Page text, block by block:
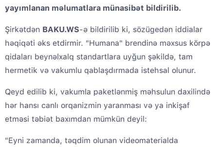
yayımlanan məlumatlara münasibət bildirilib.
Şirkətdən BAKU.WS-ə bildirilib ki, sözügedən iddialar
həqiqəti əks etdirmir. "Humana" brendinə məxsus körpə
qidaları beynəlxalq standartlara uyğun şəkildə, tam
hermetik və vakumlu qablaşdırmada istehsal olunur.
Qeyd edilib ki, vakumla paketlənmiş məhsulun daxilində
hər hansı canlı orqanizmin yaranması və ya inkişaf
etməsi təbiət baxımdan mümkün deyil:
"Eyni zamanda, təqdim olunan videomaterialda